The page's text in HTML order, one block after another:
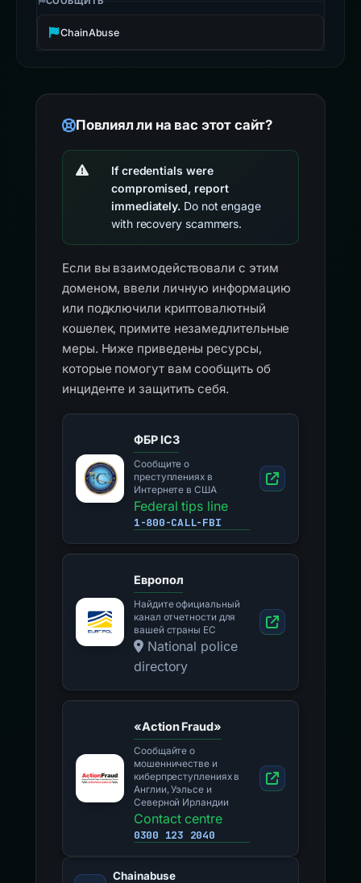
ChainAbuse
Повлиял ли на вас этот сайт?
If credentials were
compromised, report
immediately. Do not engage
with recovery scammers.
Если вы взаимодействовали с этим
доменом, ввели личную информацию
или подключили криптовалютный
кошелек, примите незамедлительные
меры. Ниже приведены ресурсы,
которые помогут вам сообщить об
инциденте и защитить себя.
ФБР IC3
Сообщите о
преступлениях в
Интернете в США
Federal tips line
1-800-CALL-FBI
Европол
Найдите официальный
канал отчетности для
вашей страны ЕС
National police
directory
«Action Fraud»
Сообщайте о
мошенничестве и
киберпреступлениях в
Англии, Уэльсе и
Северной Ирландии
Contact centre
0300 123 2040
Chainabuse